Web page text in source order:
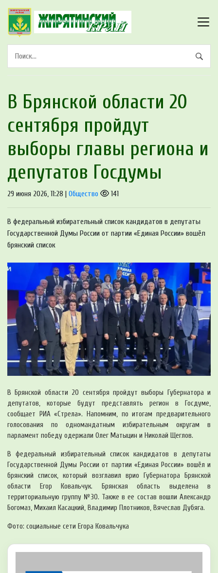
В Брянской области 20
сентября пройдут
выборы главы региона и
депутатов Госдумы
29 июня 2026, 11:28 | Общество 141
В федеральный избирательный список кандидатов в депутаты
Государственной Думы России от партии «Единая России» вошёл
брянский список
В Брянской области 20 сентября пройдут выборы Губернатора и
депутатов, которые будут представлять регион в Госдуме,
сообщает РИА «Стрела». Напомним, по итогам предварительного
голосования по одномандатным избирательным округам в
парламент победу одержали Олег Матыцин и Николай Щеглов.
В федеральный избирательный список кандидатов в депутаты
Государственной Думы России от партии «Единая России» вошёл и
брянский список, который возглавил врио Губернатора Брянской
области Егор Ковальчук. Брянская область выделена в
территориальную группу №30. Также в ее состав вошли Александр
Богомаз, Михаил Касацкий, Владимир Плотников, Вячеслав Дубяга.
Фото: социальные сети Егора Ковальчука